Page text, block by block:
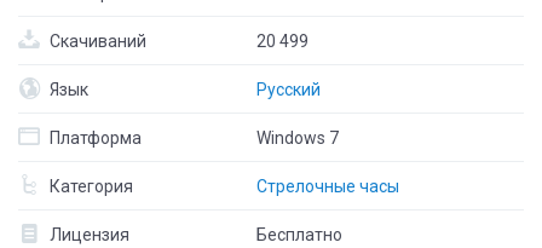
Скачиваний 20 499
Язык Русский
Платформа Windows 7
Категория Стрелочные часы
Лицензия Бесплатно